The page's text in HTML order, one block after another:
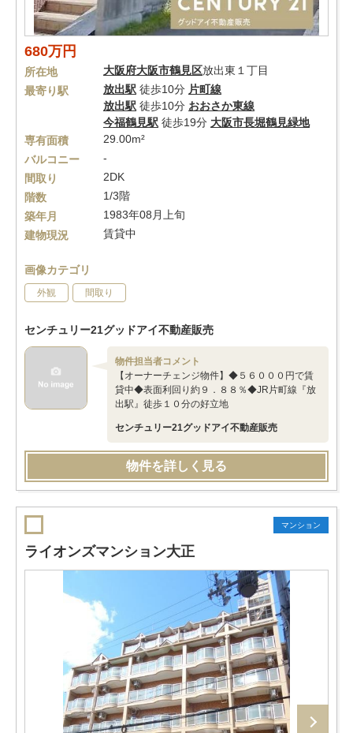
680万円
所在地 大阪府大阪市鶴見区放出東１丁目
最寄り駅
放出駅 徒歩10分 片町線
放出駅 徒歩10分 おおさか東線
今福鶴見駅 徒歩19分 大阪市長堀鶴見緑地
専有面積
29.00m²
バルコニー
-
間取り
2DK
階数
1/3階
築年月
1983年08月上旬
建物現況
賃貸中
画像カテゴリ
外観 間取り
センチュリー21グッドアイ不動産販売
物件担当者コメント
【オーナーチェンジ物件】◆５６０００円で賃
貸中◆表面利回り約９．８８％◆JR片町線『放
出駅』徒歩１０分の好立地
センチュリー21グッドアイ不動産販売
物件を詳しく見る
マンション
ライオンズマンション大正